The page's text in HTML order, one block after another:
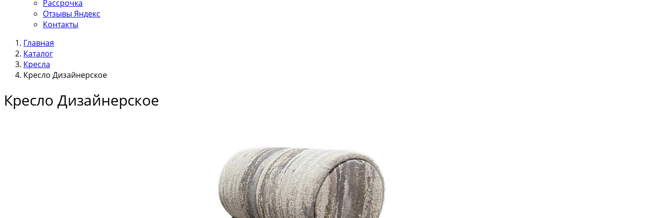
Рассрочка
Отзывы Яндекс
Контакты
Главная
Каталог
Кресла
Кресло Дизайнерское
Кресло Дизайнерское